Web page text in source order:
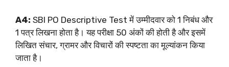
A4: SBI PO Descriptive Test में उम्मीदवार को 1 निबंध और
1 पत्र लिखना होता है। यह परीक्षा 50 अंकों की होती है और इसमें
लिखित संचार, ग्रामर और विचारों की स्पष्टता का मूल्यांकन किया
जाता है।